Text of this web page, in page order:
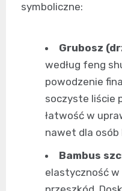
symboliczne:
Grubosz
według feng
powodzenie
soczyste liście
łatwość w
nawet dla osób
Bambus
elastyczność